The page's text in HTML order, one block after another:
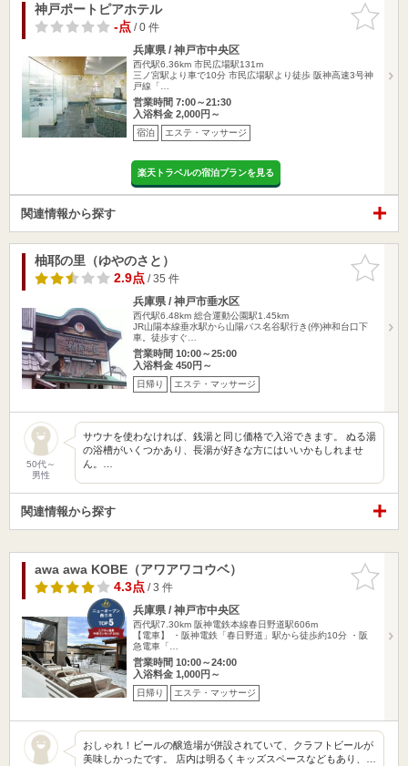
お気に入
りに追加
神戸ポートピアホテル
-点/ 0 件
兵庫県 / 神戸市中央区
西代駅6.36km 市民広場駅131m
三ノ宮駅より車で10分 市民広場駅より徒歩 阪神高速3号神
戸線「…
営業時間 7:00～21:30
入浴料金 2,000円～
宿泊 エステ・マッサージ
楽天トラベルの宿泊プランを見る
関連情報から探す
お気に入
りに追加
柚耶の里（ゆやのさと）
2.9点/ 35 件
兵庫県 / 神戸市垂水区
西代駅6.48km 総合運動公園駅1.45km
JR山陽本線垂水駅から山陽バス名谷駅行き(停)神和台口下
車。徒歩すぐ…
営業時間 10:00～25:00
入浴料金 450円～
日帰り エステ・マッサージ
50代～
男性
サウナを使わなければ、銭湯と同じ価格で入浴できます。 ぬる湯
の浴槽がいくつかあり、長湯が好きな方にはいいかもしれませ
ん。…
関連情報から探す
お気に入
りに追加
awa awa KOBE（アワアワコウベ）
4.3点/ 3 件
兵庫県 / 神戸市中央区
西代駅7.30km 阪神電鉄本線春日野道駅606m
【電車】 ・阪神電鉄「春日野道」駅から徒歩約10分 ・阪
急電車「…
営業時間 10:00～24:00
入浴料金 1,000円～
日帰り エステ・マッサージ
おしゃれ！ビールの醸造場が併設されていて、クラフトビールが
美味しかったです。 店内は明るくキッズスペースなどもあり、…